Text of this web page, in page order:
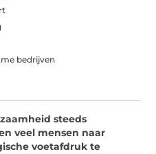
bedrijven
steeds
veel mensen naar
voetafdruk te